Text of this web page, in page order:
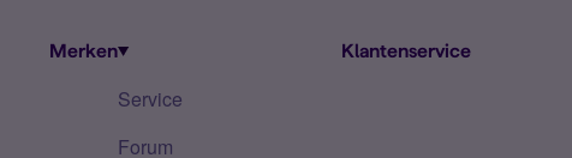
Merken Klantenservice
Service
Forum